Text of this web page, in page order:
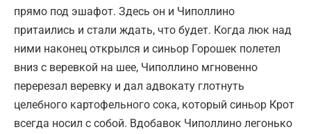
прямо под эшафот. Здесь он и Чиполлино
притаились и стали ждать, что будет. Когда люк над
ними наконец открылся и синьор Горошек полетел
вниз с веревкой на шее, Чиполлино мгновенно
перерезал веревку и дал адвокату глотнуть
целебного картофельного сока, который синьор Крот
всегда носил с собой. Вдобавок Чиполлино легонько